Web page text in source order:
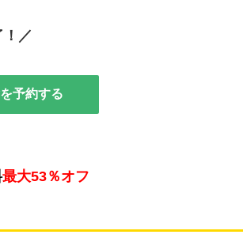
！／
予約する
最大53％オフ